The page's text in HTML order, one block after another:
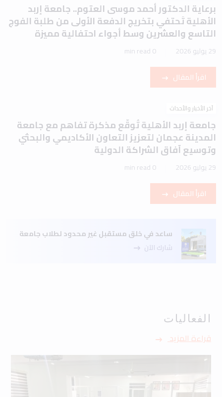
برعاية الدكتور أحمد موسى العتوم.. جامعة إربد
الأهلية تَحتفي بتخريج الدفعة الأولى من طلبة الفوج
التاسع والعشرين وسط أجواء احتفالية مميزة
29 يوليو 2026 0 min read
اقرأ المقال
آخر الأخبار والأحداث
جامعة إربد الأهلية تُوقّع مذكرة تفاهم مع جامعة
المدينة عجمان لتعزيز التعاون الأكاديمي والبحثي
وتوسيع آفاق الشراكة الدولية
29 يوليو 2026 0 min read
اقرأ المقال
ساعد في خلق مستقبل غير محدود لطلاب جامعة
شارك الآن
الفعاليات
قراءة المزيد